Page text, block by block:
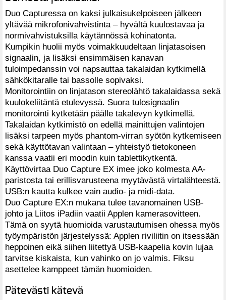
Duo Capturessa on kaksi julkaisukelpoiseen jälkeen
yltävää mikrofonivahvistinta – hyvältä kuulostavaa ja
normivahvistuksilla käytännössä kohinatonta.
Kumpikin huolii myös voimakkuudeltaan linjatasoisen
signaalin, ja lisäksi ensimmäisen kanavan
tuloimpedanssin voi napsauttaa takalaidan kytkimellä
sähkökitaralle tai bassolle sopivaksi.
Monitorointiin on linjatason stereolähtö takalaidassa sekä
kuulokeliitäntä etulevyssä. Suora tulosignaalin
monitorointi kytketään päälle takalevyn kytkimellä.
Takalaidan kytkimistö on edellä mainittujen valintojen
lisäksi tarpeen myös phantom-virran syötön kytkemiseen
sekä käyttötavan valintaan – yhteistyö tietokoneen
kanssa vaatii eri moodin kuin tablettikytkentä.
Käyttövirtaa Duo Capture EX imee joko kolmesta AA-
paristosta tai erillisvarusteena myytävästä virtalähteestä.
USB:n kautta kulkee vain audio- ja midi-data.
Duo Capture EX:n mukana tulee tavanomainen USB-
johto ja Liitos iPadiin vaatii Applen kamerasovitteen.
Tämä on syytä huomioida varustautumisen ohessa myös
työympäristön järjestelyssä: Applen riviliitin on itsessään
heppoinen eikä siihen liitettyä USB-kaapelia kovin lujaa
tarvitse kiskaista, kun vahinko on jo valmis. Fiksu
asettelee kamppeet tämän huomioiden.
Pätevästi kätevä